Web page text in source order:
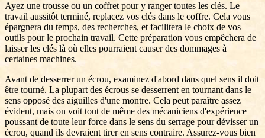
Ayez une trousse ou un coffret pour y ranger toutes les clés. Le
travail aussitôt terminé, replacez vos clés dans le coffre. Cela vous
épargnera du temps, des recherches, et facilitera le choix de vos
outils pour le prochain travail. Cette préparation vous empêchera de
laisser les clés là où elles pourraient causer des dommages à
certaines machines.
Avant de desserrer un écrou, examinez d'abord dans quel sens il doit
être tourné. La plupart des écrous se desserrent en tournant dans le
sens opposé des aiguilles d'une montre. Cela peut paraître assez
évident, mais on voit tout de même des mécaniciens d'expérience
poussant de toute leur force dans le sens du serrage pour dévisser un
écrou, quand ils devraient tirer en sens contraire. Assurez-vous bien